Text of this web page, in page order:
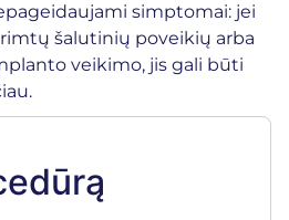
simptomai: jei
šalutinių poveikių arba
veikimo, jis gali būti